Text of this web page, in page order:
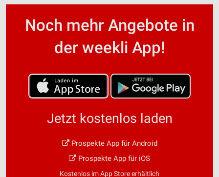
Noch mehr Angebote in
der weekli App!
Jetzt kostenlos laden
Prospekte App für Android
Prospekte App für iOS
Kostenlos im App Store erhältlich